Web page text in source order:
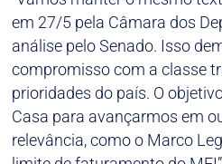
em 27/5 pela Câmara dos
análise pelo Senado. Isso
compromisso com a classe
prioridades do país. O
Casa para avançarmos em
relevância, como o Marco